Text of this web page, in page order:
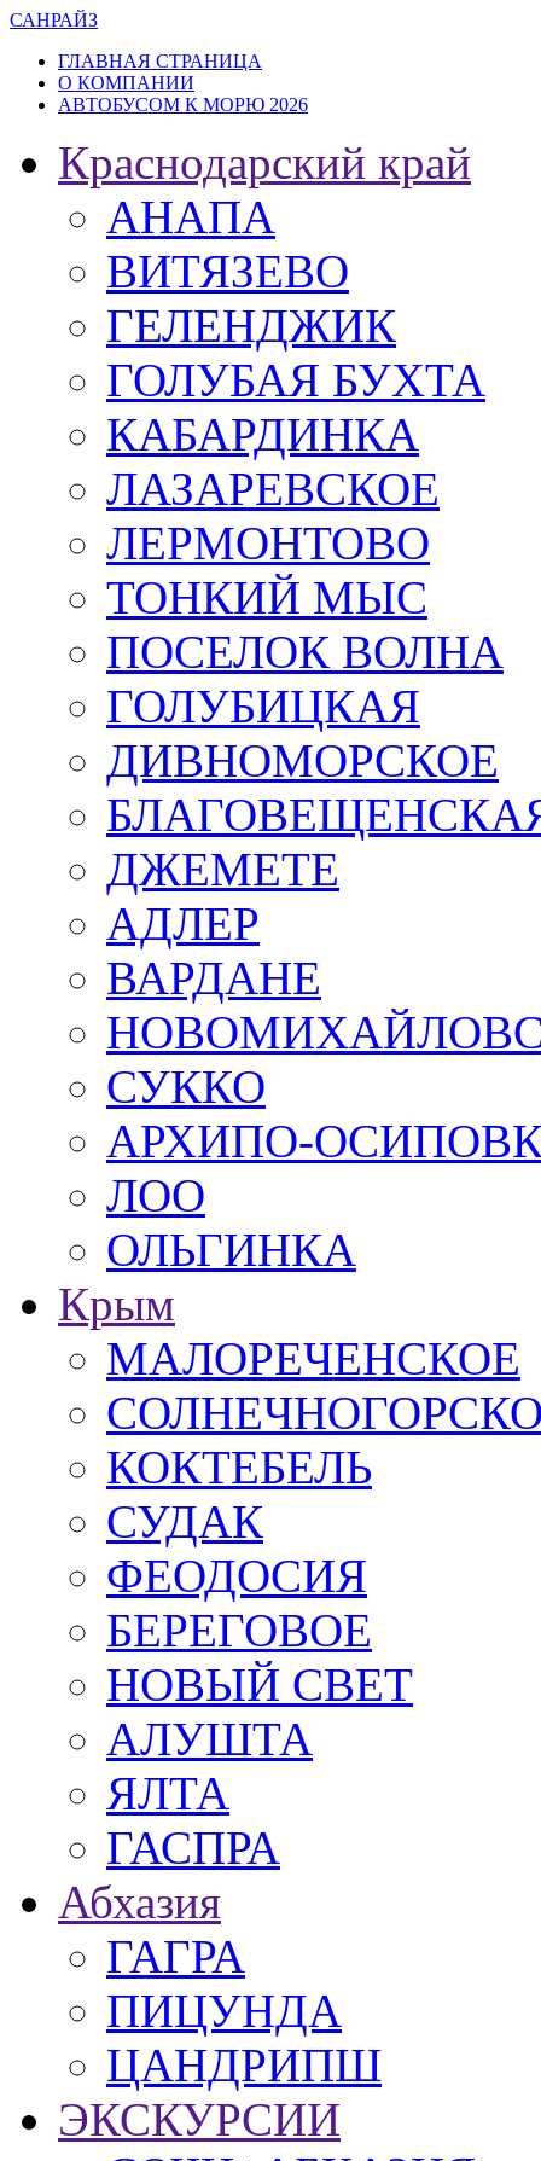
САНРАЙЗ
ГЛАВНАЯ СТРАНИЦА
О КОМПАНИИ
АВТОБУСОМ К МОРЮ 2026
Краснодарский край
АНАПА
ВИТЯЗЕВО
ГЕЛЕНДЖИК
ГОЛУБАЯ БУХТА
КАБАРДИНКА
ЛАЗАРЕВСКОЕ
ЛЕРМОНТОВО
ТОНКИЙ МЫС
ПОСЕЛОК ВОЛНА
ГОЛУБИЦКАЯ
ДИВНОМОРСКОЕ
ДЖЕМЕТЕ
АДЛЕР
ВАРДАНЕ
СУККО
АРХИПО-
ЛОО
ОЛЬГИНКА
Крым
МАЛОРЕЧЕНСКОЕ
КОКТЕБЕЛЬ
СУДАК
ФЕОДОСИЯ
БЕРЕГОВОЕ
НОВЫЙ СВЕТ
АЛУШТА
ЯЛТА
ГАСПРА
Абхазия
ГАГРА
ПИЦУНДА
ЦАНДРИПШ
ЭКСКУРСИИ